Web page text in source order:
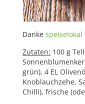
Danke speiselokal
Zutaten: 100 g
grün), 4 EL
Knoblauchzehe,
Chilli), frische